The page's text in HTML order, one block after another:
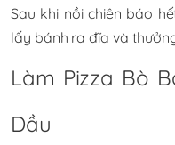
Sau khi nồi chiên báo
lấy bánh ra đĩa và
Làm Pizza Bò
Dầu